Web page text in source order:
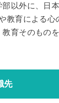
以外に、日
教育による心
育そのもの
先